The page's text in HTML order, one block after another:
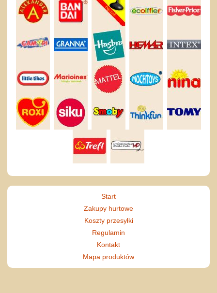
Start
Zakupy hurtowe
Koszty przesyłki
Regulamin
Kontakt
Mapa produktów